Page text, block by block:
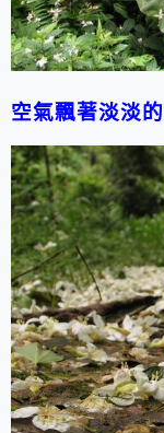
空氣飄著淡淡